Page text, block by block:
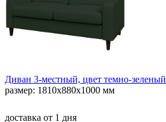
Диван 3-местный, цвет темно-зеленый
размер: 1810х880х1000 мм
доставка от 1 дня